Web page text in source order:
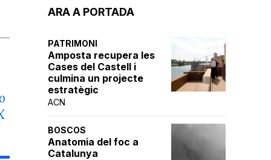
ARA A PORTADA
PATRIMONI
Amposta recupera les
Cases del Castell i
culmina un projecte
estratègic
ACN
BOSCOS
Anatomia del foc a
Catalunya